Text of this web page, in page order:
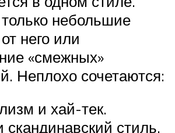
небольшие
него или
«смежных»
Неплохо сочетаются:
и хай-тек.
стиль.